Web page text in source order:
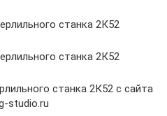
станка 2К52
станка 2К52
станка 2К52 с сайта
studio.ru